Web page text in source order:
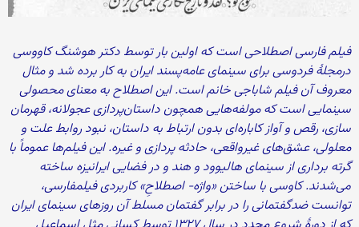
فیلم فارسی اصطلاحی است که اولین بار توسط دکتر هوشنگ کاووسی
درمجلهٔ فردوسی برای سینمای عامه‌پسند ایران به کار برده شد و مثال
معروف آن فیلم شاباجی خانم است. این اصطلاح به معنای محصولی
سینمایی است که مولفه‌هایی همچون داستان‌پردازی عجولانه، قهرمان
سازی، رقص و آواز کاباره‌ای بدون ارتباط به داستان، نبود روابط علت و
معلولی، عشق‌های غیرواقعی، حادثه پردازی و غیره. این فیلم‌ها عموماً با
گرته برداری از سینمای هالیوود و هند و در فضایی ایرانیزه ساخته
می‌شدند. کاوسی با ساختن «واژه- اصطلاحِ» کاربردی فیلمفارسی،
توانست ضدگفتمانی را در برابر گفتمان مسلط آن روزهای سینمای ایران